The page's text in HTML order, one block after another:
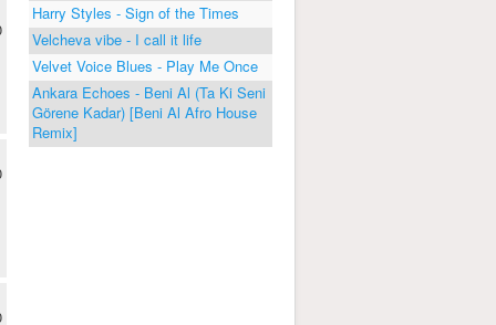
Harry Styles - Sign of the Times
Velcheva vibe - I call it life
Velvet Voice Blues - Play Me Once
Ankara Echoes - Beni Al (Ta Ki Seni
Görene Kadar) [Beni Al Afro House
Remix]